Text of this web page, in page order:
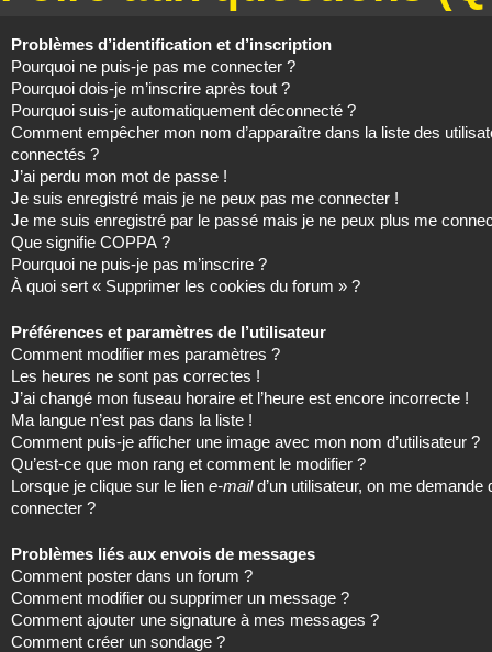
Problèmes d’identification et d’inscription
Pourquoi ne puis-je pas me connecter ?
Pourquoi dois-je m’inscrire après tout ?
Pourquoi suis-je automatiquement déconnecté ?
Comment empêcher mon nom d’apparaître dans la liste des
connectés ?
J’ai perdu mon mot de passe !
Je suis enregistré mais je ne peux pas me connecter !
Je me suis enregistré par le passé mais je ne peux plus me
Que signifie COPPA ?
Pourquoi ne puis-je pas m’inscrire ?
À quoi sert « Supprimer les cookies du forum » ?
Préférences et paramètres de l’utilisateur
Comment modifier mes paramètres ?
Les heures ne sont pas correctes !
J’ai changé mon fuseau horaire et l’heure est encore incorrecte !
Ma langue n’est pas dans la liste !
Comment puis-je afficher une image avec mon nom d’utilisateur ?
Qu’est-ce que mon rang et comment le modifier ?
Lorsque je clique sur le lien e-maild’un utilisateur, on me demande
connecter ?
Problèmes liés aux envois de messages
Comment poster dans un forum ?
Comment modifier ou supprimer un message ?
Comment ajouter une signature à mes messages ?
Comment créer un sondage ?